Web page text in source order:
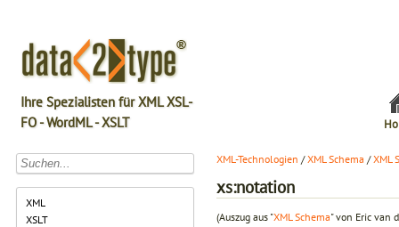
Ihre Spezialisten für XML XSL-
FO - WordML - XSLT
XML
XSLT
XML-Technologien /XML Schema /XML
xs:notation
(Auszug aus "XML Schema" von Eric van